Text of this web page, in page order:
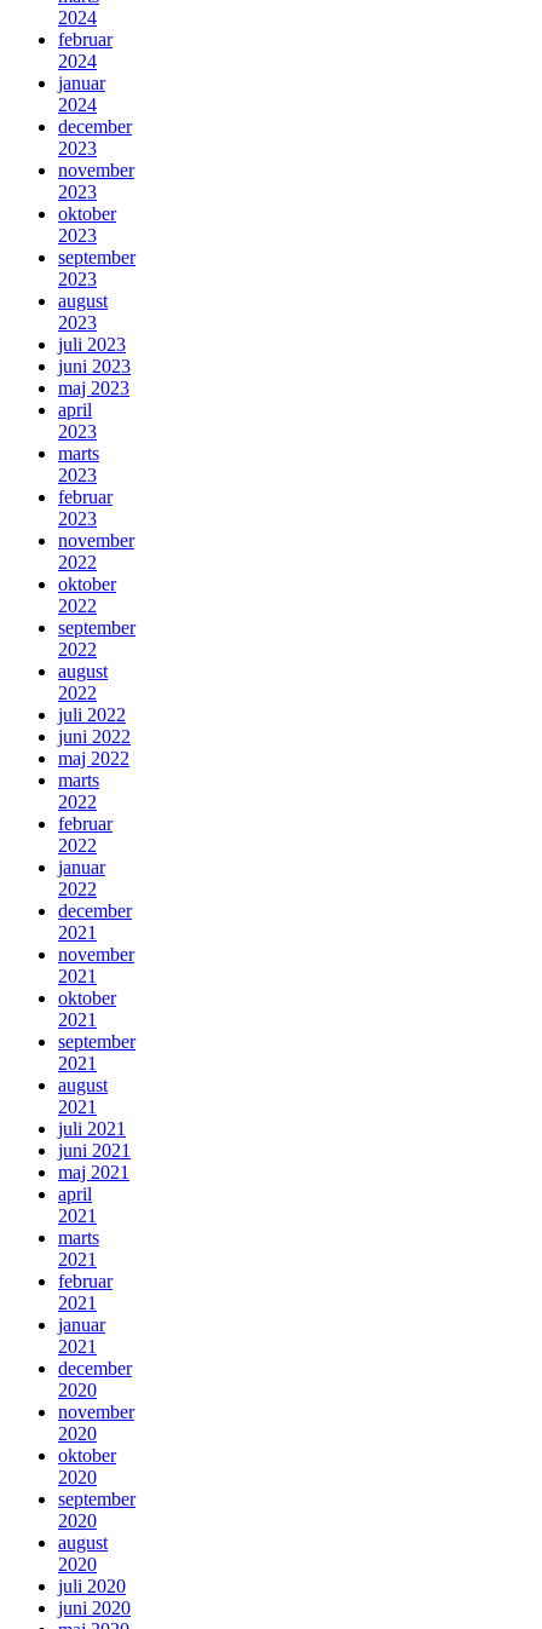
2024
februar
2024
januar
2024
december
2023
november
2023
oktober
2023
september
2023
august
2023
juli 2023
juni 2023
maj 2023
april
2023
marts
2023
februar
2023
november
2022
oktober
2022
september
2022
august
2022
juli 2022
juni 2022
maj 2022
marts
2022
februar
2022
januar
2022
december
2021
november
2021
oktober
2021
september
2021
august
2021
juli 2021
juni 2021
maj 2021
april
2021
marts
2021
februar
2021
januar
2021
december
2020
november
2020
oktober
2020
september
2020
august
2020
juli 2020
juni 2020